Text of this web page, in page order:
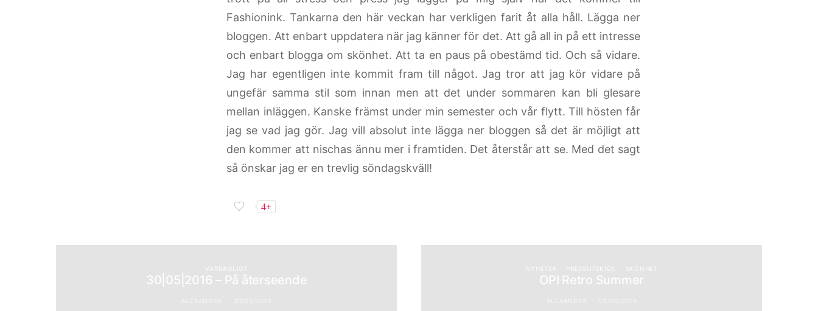
Fashionink. Tankarna den här veckan har verkligen farit åt alla håll. Lägga ner
bloggen. Att enbart uppdatera när jag känner för det. Att gå all in på ett intresse
och enbart blogga om skönhet. Att ta en paus på obestämd tid. Och så vidare.
Jag har egentligen inte kommit fram till något. Jag tror att jag kör vidare på
ungefär samma stil som innan men att det under sommaren kan bli glesare
mellan inläggen. Kanske främst under min semester och vår flytt. Till hösten får
jag se vad jag gör. Jag vill absolut inte lägga ner bloggen så det är möjligt att
den kommer att nischas ännu mer i framtiden. Det återstår att se. Med det sagt
så önskar jag er en trevlig söndagskväll!
4+
VARDAGLIGT
30|05|2016 – På återseende
NYHETER PRESSUTSKICK SKÖNHET
OPI Retro Summer